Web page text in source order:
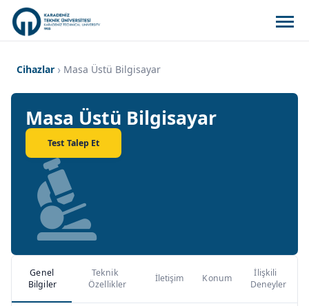
Cihazlar Masa Üstü Bilgisayar
Masa Üstü Bilgisayar
Test Talep Et
Genel
Bilgiler
Teknik
Özellikler
İletişim Konum
İlişkili
Deneyler